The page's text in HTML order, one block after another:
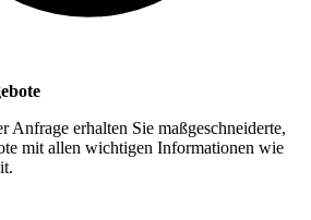
Anfrage erhalten Sie maßgeschneiderte,
mit allen wichtigen Informationen wie